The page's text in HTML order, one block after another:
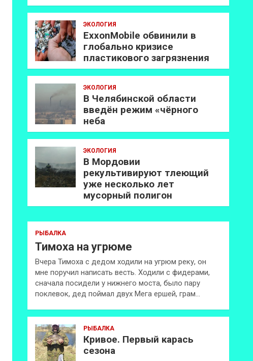
ЭКОЛОГИЯ
ExxonMobilе обвинили в
глобально кризисе
пластикового загрязнения
ЭКОЛОГИЯ
В Челябинской области
введён режим «чёрного
неба
ЭКОЛОГИЯ
В Мордовии
рекультивируют тлеющий
уже несколько лет
мусорный полигон
РЫБАЛКА
Тимоха на угрюме
Вчера Тимоха с дедом ходили на угрюм реку, он
мне поручил написать весть. Ходили с фидерами,
сначала посидели у нижнего моста, было пару
поклевок, дед поймал двух Мега ершей, грам…
РЫБАЛКА
Кривое. Первый карась
сезона